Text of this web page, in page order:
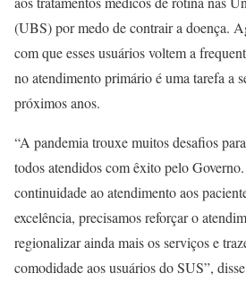
(UBS) por medo de contrair a doença.
com que esses usuários voltem a
no atendimento primário é uma tarefa a
próximos anos.
“A pandemia trouxe muitos desafios
todos atendidos com êxito pelo
continuidade ao atendimento aos
excelência, precisamos reforçar o
regionalizar ainda mais os serviços e
comodidade aos usuários do SUS”,